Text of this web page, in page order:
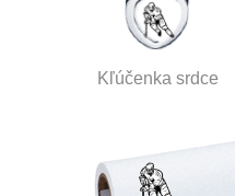
Kľúčenka srdce